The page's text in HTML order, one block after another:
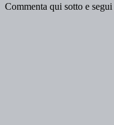
Commenta qui sotto e segui